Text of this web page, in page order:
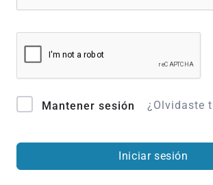
Mantener sesión ¿Olvidaste
Iniciar sesión